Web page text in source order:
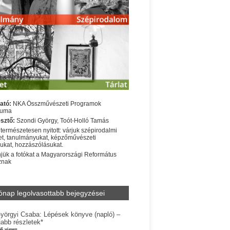
NKA Összművészeti Programok
Szondi György, Toót-Holló Tamás
nyitott: várjuk szépirodalmi
tanulmányukat, képzőművészeti
hozzászólásukat.
a fotókat a Magyarországi Református
legolvasottabb bejegyzései
Csaba: Lépések könyve (napló) –
részletek*